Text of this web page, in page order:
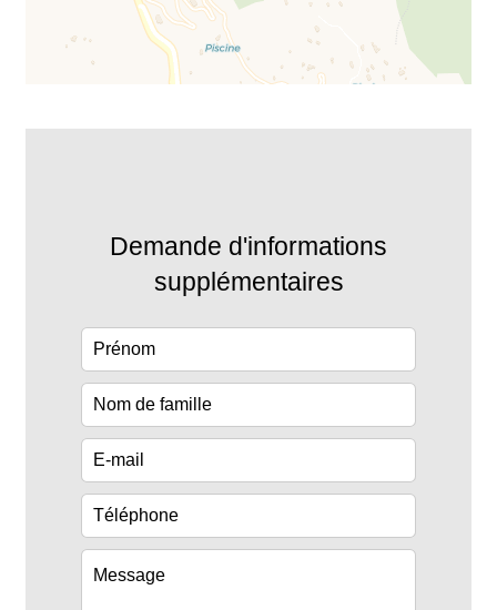
Demande d'informations
supplémentaires